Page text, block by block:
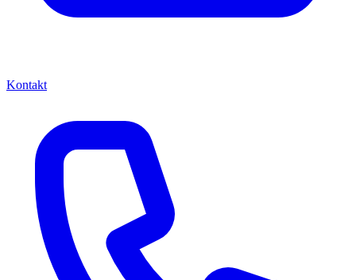
Kontakt